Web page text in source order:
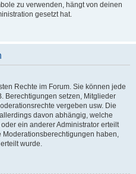
zu verwenden, hängt von deinen
gesetzt hat.
Rechte im Forum. Sie können jede
Berechtigungen setzen, Mitglieder
vergeben usw. Die
davon abhängig, welche
ein anderer Administrator erteilt
Moderationsberechtigungen haben,
wurde.